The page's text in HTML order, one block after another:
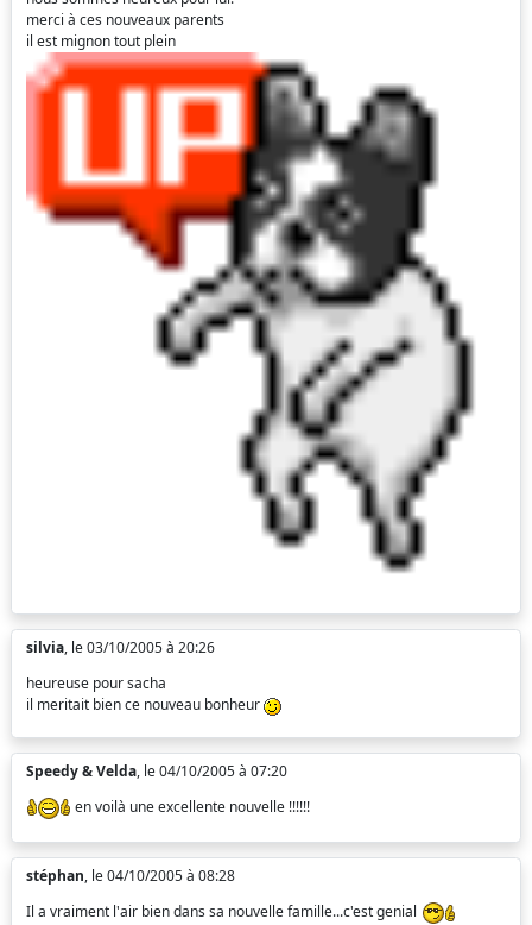
merci à ces nouveaux parents
il est mignon tout plein
silvia, le 03/10/2005 à 20:26
heureuse pour sacha
il meritait bien ce nouveau bonheur
Speedy & Velda, le 04/10/2005 à 07:20
en voilà une excellente nouvelle !!!!!!
stéphan, le 04/10/2005 à 08:28
Il a vraiment l'air bien dans sa nouvelle famille...c'est genial